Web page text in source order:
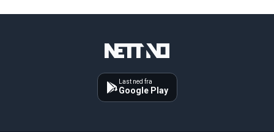
Last ned fra
Google Play